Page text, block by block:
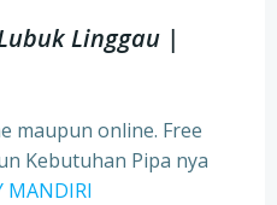
Linggau |
maupun online. Free
Kebutuhan Pipa nya
MANDIRI